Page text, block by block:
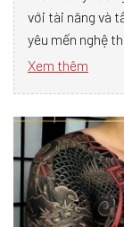
với tài năng và
yêu mến nghệ
Xem thêm